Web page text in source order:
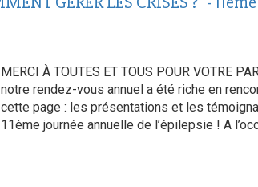
MERCI À TOUTES ET TOUS POUR VOTRE
notre rendez-vous annuel a été riche en
cette page : les présentations et les
11ème journée annuelle de l’épilepsie ! A